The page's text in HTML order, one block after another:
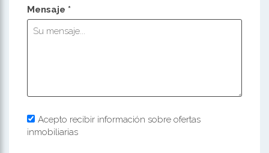
Mensaje *
Acepto recibir información sobre ofertas
inmobiliarias